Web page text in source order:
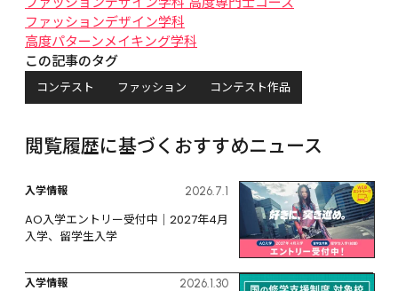
ファッションデザイン学科
高度パターンメイキング学科
この記事のタグ
コンテスト ファッション コンテスト作品
閲覧履歴に基づくおすすめニュース
入学情報 2026.7.1
AO入学エントリー受付中｜2027年4月
入学、留学生入学
入学情報 2026.1.30